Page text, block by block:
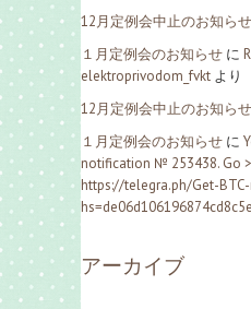
12月定例会中止のお知らせ
１月定例会のお知らせ に
elektroprivodom_fvkt より
12月定例会中止のお知らせ
１月定例会のお知らせ に
notification № 253438. Go
https://telegra.ph/Get-
アーカイブ